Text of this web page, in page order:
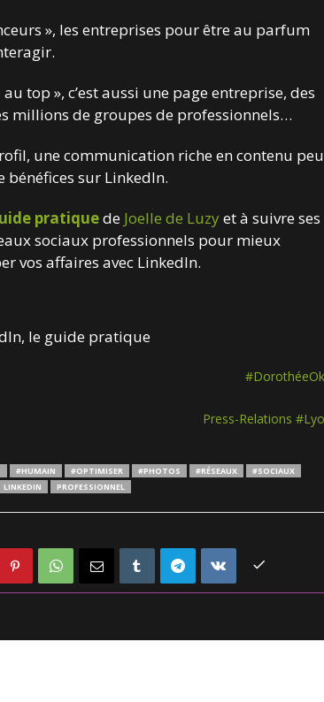
», les entreprises pour être au parfum
top », c’est aussi une page entreprise, des
millions de groupes de professionnels…
une communication riche en contenu
sur LinkedIn.
pratiquede Joelle de Luzyet à suivre ses
sociaux professionnels pour mieux
vos affaires avec LinkedIn.
Press-Relations
#HUMAIN #OPTIMISER #PHOTOS #RÉSEAUX
#SOCIAUX
LINKEDIN PROFESSIONNEL